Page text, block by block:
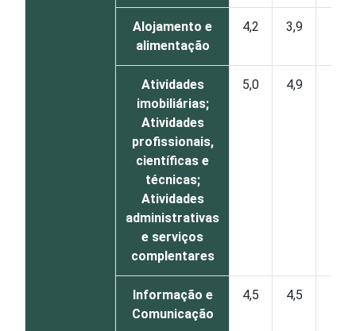
Alojamento e
alimentação
4,2 3,9
Atividades
imobiliárias;
Atividades
profissionais,
científicas e
técnicas;
Atividades
administrativas
e serviços
complentares
5,0 4,9
Informação e
Comunicação
4,5 4,5